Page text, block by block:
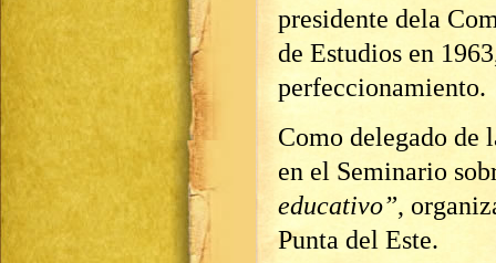
presidente dela
de Estudios en
perfeccionamiento.
Como delegado de
en el Seminario
educativo”,
Punta del Este.